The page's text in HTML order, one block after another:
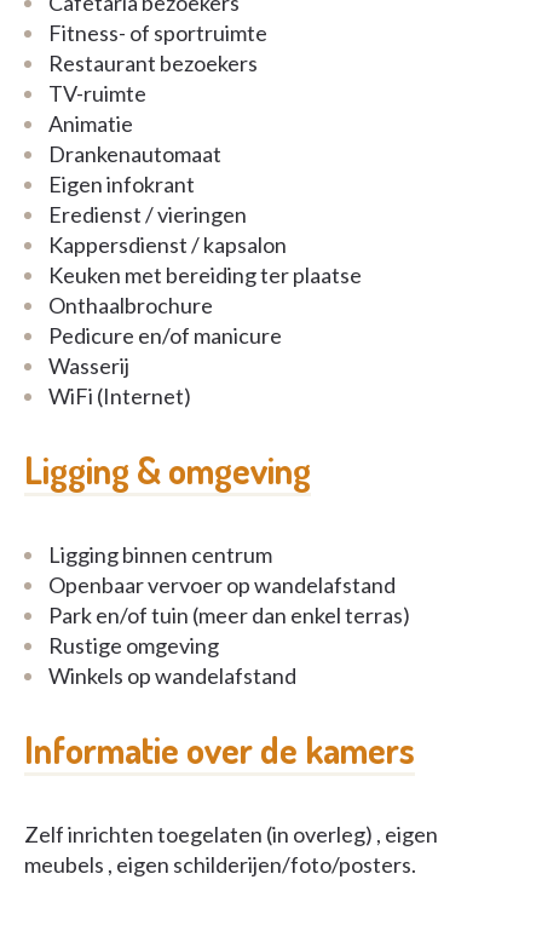
Fitness- of sportruimte
Restaurant bezoekers
TV-ruimte
Animatie
Drankenautomaat
Eigen infokrant
Eredienst / vieringen
Kappersdienst / kapsalon
Keuken met bereiding ter plaatse
Onthaalbrochure
Pedicure en/of manicure
Wasserij
WiFi (Internet)
Ligging & omgeving
Ligging binnen centrum
Openbaar vervoer op wandelafstand
Park en/of tuin (meer dan enkel terras)
Rustige omgeving
Winkels op wandelafstand
Informatie over de kamers
Zelf inrichten toegelaten (in overleg) , eigen
meubels , eigen schilderijen/foto/posters.